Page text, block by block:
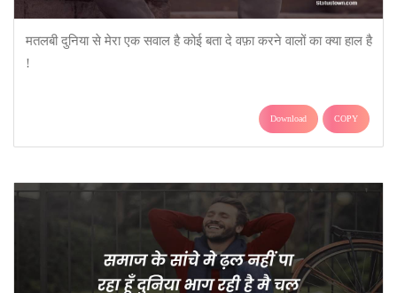
मतलबी दुनिया से मेरा एक सवाल है कोई बता दे वफ़ा करने वालों का क्या हाल है
!
Download COPY